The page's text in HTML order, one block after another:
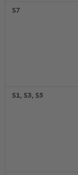
S7
S1, S3, S5